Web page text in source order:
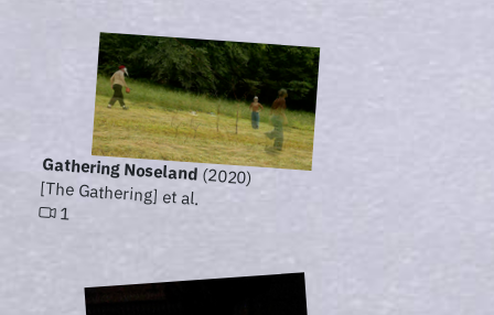
Gathering Noseland(2020)
[The Gathering] et al.
1